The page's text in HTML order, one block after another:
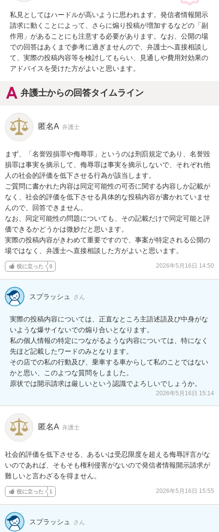
私見としてはハードルが高いように思われます。発信者情報開示
請求に動くことによって、さらに煽り投稿が増加するなどの「副
作用」があることにも注意する必要があります。なお、公開の場
での回答はあくまで参考に過ぎませんので、弁護士へ直接相談し
て、実際の投稿内容等を検討してもらい、見通しや費用対効果の
アドバイスを受けた方がよいと思います。
弁護士からの回答タイムライン
匿名A 弁護士
まず、「名誉毀損罪や侮辱罪」というのは刑罰規定であり、名誉毀
損罪は事実を摘示して、侮辱罪は事実を摘示しないで、それぞれ他
人の社会的評価を低下させる行為が該当します。
ご質問に書かれた内容は同定可能性の可否に関する内容しか記載が
なく、社会的評価を低下させる具体的な投稿内容が書かれていませ
んので、回答できません。
なお、同定可能性の問題についても、その記載だけで同定可能と評
価できるかどうかは微妙だと思います。
実際の投稿内容がきわめて重要ですので、事案が特定される公開の
場ではなく、弁護士へ直接相談した方がよいと思います。
役に立った 0 2026年5月16日 14:50
スプラッシュ さん
実際の投稿内容については、正直なところ主語述語及び中身がな
いような爆サイないでの煽り合いとなります。
私の個人情報の特定につながるような内容については、特になく
先ほど記載したワードのみとなります。
その店での私の行動及び、乗車する車からして私のことではない
かと思い、このよつな質問をしました。
原状では開示請求は厳しいという認識でよろしいでしょうか。
2026年5月16日 15:14
匿名A 弁護士
社会的評価を低下させる、あるいは受忍限度を超える侮辱評言がな
いのであれば、そもそも権利侵害がないので発信者情報開示請求が
難しいと言わざるを得ません。
役に立った 1 2026年5月16日 15:55
スプラッシュ さん